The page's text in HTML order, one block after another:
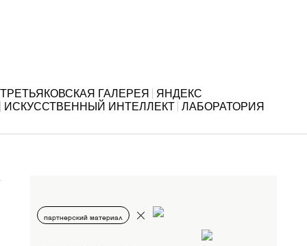
ТРЕТЬЯКОВСКАЯ ГАЛЕРЕЯ
ЯНДЕКС
ИСКУССТВЕННЫЙ ИНТЕЛЛЕКТ ЛАБОРАТОРИЯ
партнерский материал